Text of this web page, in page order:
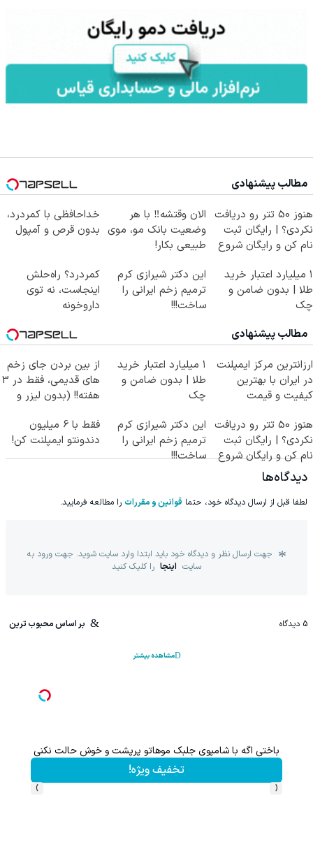
مطالب پیشنهادی
هنوز 50 تتر رو دریافت
نکردی؟ | رایگان ثبت
نام کن و رایگان شروع
الان وقتشه‼️ با هر
وضعیت بانک مو، موی
طبیعی بکار!
خداحافظی با کمردرد،
بدون قرص و آمپول
۱ میلیارد اعتبار خرید
طلا | بدون ضامن و
چک
این دکتر شیرازی کرم
ترمیم زخم ایرانی را
ساخت!!!
کمردرد؟ راه‌حلش
اینجاست، نه توی
داروخونه
مطالب پیشنهادی
ارزانترین مرکز ایمپلنت
در ایران با بهترین
کیفیت و قیمت
۱ میلیارد اعتبار خرید
طلا | بدون ضامن و
چک
از بین بردن جای زخم
های قدیمی، فقط در 3
هفته!! (بدون لیزر و
هنوز 50 تتر رو دریافت
نکردی؟ | رایگان ثبت
نام کن و رایگان شروع
کن!
این دکتر شیرازی کرم
ترمیم زخم ایرانی را
ساخت!!!
فقط با 6 میلیون
دندونتو ایمپلنت کن!
دیدگاه‌ها
لطفا قبل از ارسال دیدگاه خود، حتما قوانین و مقررات را مطالعه فرمایید.
جهت ارسال نظر و دیدگاه خود باید ابتدا وارد سایت شوید. جهت ورود به
سایت اینجا را کلیک کنید
5 دیدگاه بر اساس محبوب ترین
مشاهده بیشتر
باختی اگه با شامپوی جلبک موهاتو پرپشت و خوش حالت نکنی
تخفیف ویژه!
‹
›